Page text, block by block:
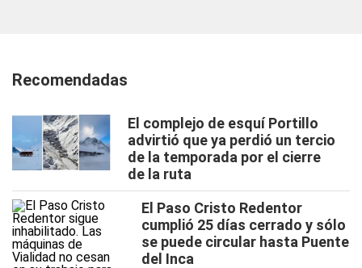
Recomendadas
El complejo de esquí Portillo
advirtió que ya perdió un tercio
de la temporada por el cierre
de la ruta
El Paso Cristo Redentor
cumplió 25 días cerrado y sólo
se puede circular hasta Puente
del Inca